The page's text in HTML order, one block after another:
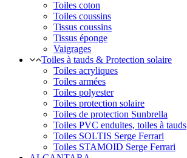
Toiles coton
Toiles coussins
Tissus coussins
Tissus éponge
Vaigrages
Toiles à tauds & Protection solaire
Toiles acryliques
Toiles armées
Toiles polyester
Toiles protection solaire
Toiles de protection Sunbrella
Toiles PVC enduites, toiles à tauds
Toiles SOLTIS Serge Ferrari
Toiles STAMOID Serge Ferrari